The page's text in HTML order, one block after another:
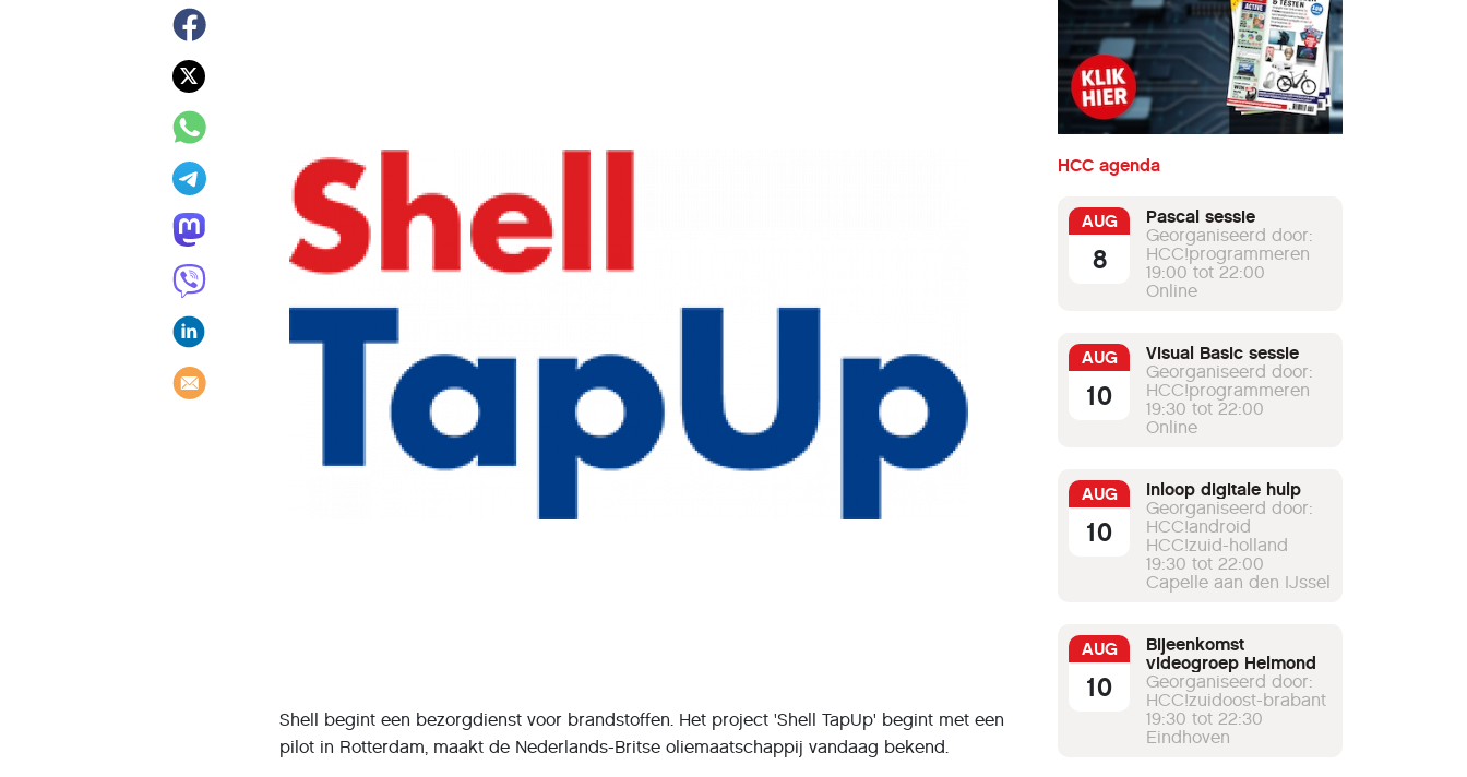
Shell begint een bezorgdienst voor brandstoffen. Het project 'Shell TapUp' begint met een
pilot in Rotterdam, maakt de Nederlands-Britse oliemaatschappij vandaag bekend.
HCC agenda
AUG
8
Pascal sessie
Georganiseerd door:
HCC!programmeren
19:00 tot 22:00
Online
AUG
10
Visual Basic sessie
Georganiseerd door:
HCC!programmeren
19:30 tot 22:00
Online
AUG
10
Inloop digitale hulp
Georganiseerd door:
HCC!android
HCC!zuid-holland
19:30 tot 22:00
Capelle aan den IJssel
AUG
10
Bijeenkomst
videogroep Helmond
Georganiseerd door:
HCC!zuidoost-brabant
19:30 tot 22:30
Eindhoven